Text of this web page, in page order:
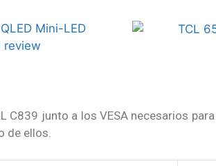
junto a los VESA necesarios
de ellos.